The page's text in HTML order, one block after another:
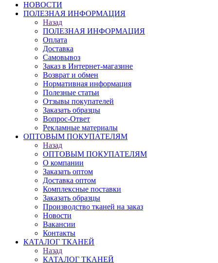
НОВОСТИ
ПОЛЕЗНАЯ ИНФОРМАЦИЯ
Назад
ПОЛЕЗНАЯ ИНФОРМАЦИЯ
Оплата
Доставка
Самовывоз
Заказ в Интернет-магазине
Возврат и обмен
Нормативная информация
Полезные статьи
Отзывы покупателей
Заказать образцы
Вопрос-Ответ
Рекламные материалы
ОПТОВЫМ ПОКУПАТЕЛЯМ
Назад
ОПТОВЫМ ПОКУПАТЕЛЯМ
О компании
Заказать оптом
Доставка оптом
Комплексные поставки
Заказать образцы
Производство тканей на заказ
Новости
Вакансии
Контакты
КАТАЛОГ ТКАНЕЙ
Назад
КАТАЛОГ ТКАНЕЙ